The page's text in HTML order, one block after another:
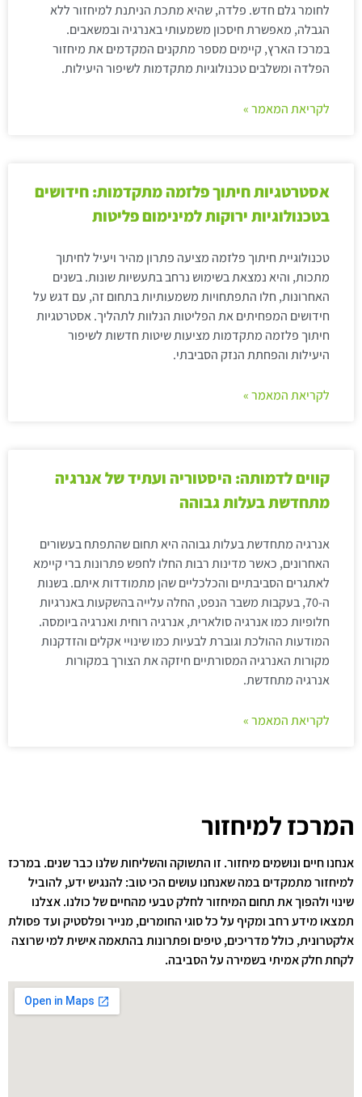
לחומר גלם חדש. פלדה, שהיא מתכת הניתנת למיחזור ללא
הגבלה, מאפשרת חיסכון משמעותי באנרגיה ובמשאבים.
במרכז הארץ, קיימים מספר מתקנים המקדמים את מיחזור
הפלדה ומשלבים טכנולוגיות מתקדמות לשיפור היעילות.
לקריאת המאמר »
אסטרטגיות חיתוך פלזמה מתקדמות: חידושים
בטכנולוגיות ירוקות למינימום פליטות
טכנולוגיית חיתוך פלזמה מציעה פתרון מהיר ויעיל לחיתוך
מתכות, והיא נמצאת בשימוש נרחב בתעשיות שונות. בשנים
האחרונות, חלו התפתחויות משמעותיות בתחום זה, עם דגש על
חידושים המפחיתים את הפליטות הנלוות לתהליך. אסטרטגיות
חיתוך פלזמה מתקדמות מציעות שיטות חדשות לשיפור
היעילות והפחתת הנזק הסביבתי.
לקריאת המאמר »
קווים לדמותה: היסטוריה ועתיד של אנרגיה
מתחדשת בעלות גבוהה
אנרגיה מתחדשת בעלות גבוהה היא תחום שהתפתח בעשורים
האחרונים, כאשר מדינות רבות החלו לחפש פתרונות ברי קיימא
לאתגרים הסביבתיים והכלכליים שהן מתמודדות איתם. בשנות
ה-70, בעקבות משבר הנפט, החלה עלייה בהשקעות באנרגיות
חלופיות כמו אנרגיה סולארית, אנרגיה רוחית ואנרגיה ביומסה.
המודעות ההולכת וגוברת לבעיות כמו שינויי אקלים והזדקנות
מקורות האנרגיה המסורתיים חיזקה את הצורך במקורות
אנרגיה מתחדשת.
לקריאת המאמר »
המרכז למיחזור
אנחנו חיים ונושמים מיחזור. זו התשוקה והשליחות שלנו כבר שנים. במרכז
למיחזור מתמקדים במה שאנחנו עושים הכי טוב: להנגיש ידע, להוביל
שינוי ולהפוך את תחום המיחזור לחלק טבעי מהחיים של כולנו. אצלנו
תמצאו מידע רחב ומקיף על כל סוגי החומרים, מנייר ופלסטיק ועד פסולת
אלקטרונית, כולל מדריכים, טיפים ופתרונות בהתאמה אישית למי שרוצה
לקחת חלק אמיתי בשמירה על הסביבה.